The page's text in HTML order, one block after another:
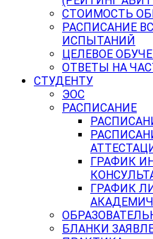
СТОИМОСТЬ
РАСПИСАНИЕ
ИСПЫТАНИЙ
ЦЕЛЕВОЕ
ОТВЕТЫ НА
СТУДЕНТУ
ЭОС
РАСПИСАНИЕ
ГРАФИК
ГРАФИК
БЛАНКИ